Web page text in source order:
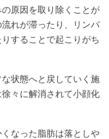
原因を取り除くことが
れが滞ったり、リンパ
することで起こりがち
状態へと戻していく施
々に解消されて小顔化
なった脂肪は落としや